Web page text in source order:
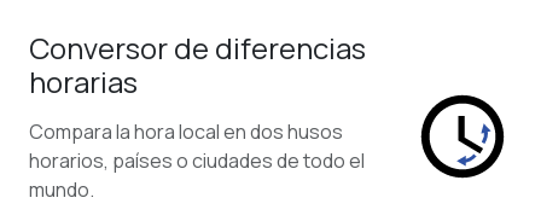
Conversor de diferencias
horarias
Compara la hora local en dos husos
horarios, países o ciudades de todo el
mundo.